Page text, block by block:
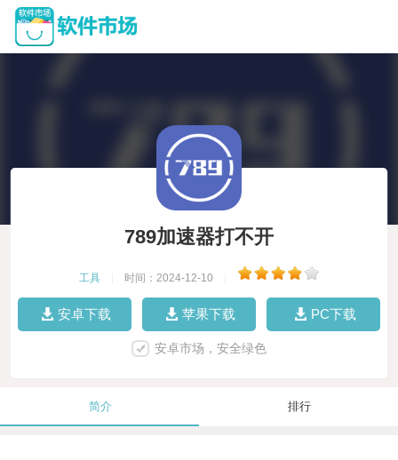
789加速器打不开
工具 时间：2024-12-10
安卓下载 苹果下载 PC下载
安卓市场，安全绿色
简介 排行